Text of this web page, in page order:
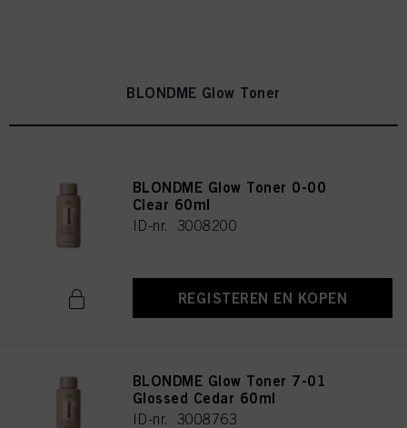
BLONDME Glow Toner
BLONDME Glow Toner 0-00
Clear 60ml
ID-nr. 3008200
REGISTEREN EN KOPEN
BLONDME Glow Toner 7-01
Glossed Cedar 60ml
ID-nr. 3008763